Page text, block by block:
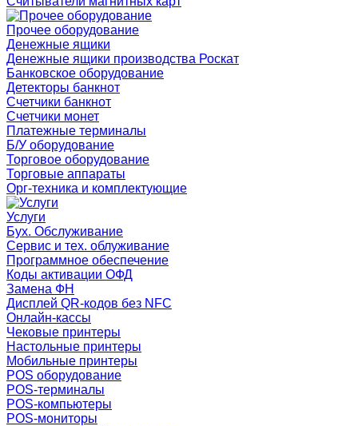
Прочее оборудование
Денежные ящики
Денежные ящики производства Роскат
Банковское оборудование
Детекторы банкнот
Счетчики банкнот
Счетчики монет
Платежные терминалы
Б/У оборудование
Торговое оборудование
Торговые аппараты
Орг-техника и комплектующие
Услуги
Бух. Обслуживание
Сервис и тех. облуживание
Программное обеспечение
Коды активации ОФД
Замена ФН
Дисплей QR-кодов без NFC
Онлайн-кассы
Чековые принтеры
Настольные принтеры
Мобильные принтеры
POS оборудование
POS-терминалы
POS-компьютеры
POS-мониторы